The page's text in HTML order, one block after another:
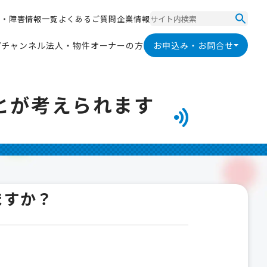
・ 障害情報一覧
害
よ く あ る ご質問企業情報
チ ャ ンネ ル法 人 ・ 物件オーナーの方 お申込み・お問合せ
が考えられます
か？